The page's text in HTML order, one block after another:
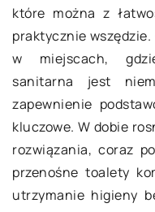
które można z
praktycznie
w miejscach,
sanitarna jest
zapewnienie
kluczowe. W dobie
rozwiązania, coraz
przenośne toalety
utrzymanie higieny